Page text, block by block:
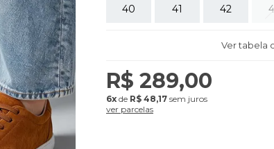
40 41 42
Ver tabela
R$ 289,00
6x de R$ 48,17 sem juros
ver parcelas